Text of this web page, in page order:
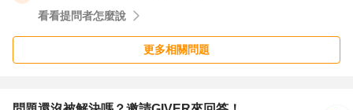
看看提問者怎麼說
更多相關問題